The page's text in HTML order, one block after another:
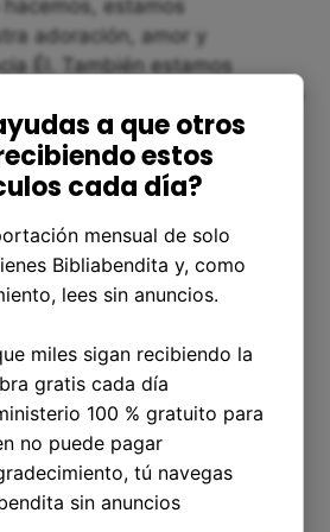
hacemos, estamos
adoración, amor y
Él. También estamos
de alegría y adoración a
puedes aplicar este
tu coche o en tu hogar
También puedes
adoración en la iglesia.
a que otros
estos
cada día?
mensual de solo
Bibliabendita y, como
lees sin anuncios.
miles sigan recibiendo la
gratis cada día
100 % gratuito para
no puede pagar
tú navegas
sin anuncios